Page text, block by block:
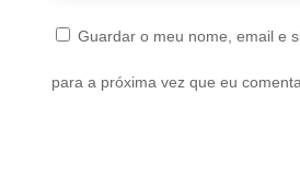
Guardar o meu nome, email e
para a próxima vez que eu